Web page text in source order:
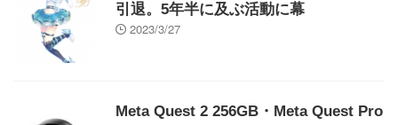
引退。5年半に及ぶ活動に幕
2023/3/27
Meta Quest 2 256GB・Meta Quest Pro